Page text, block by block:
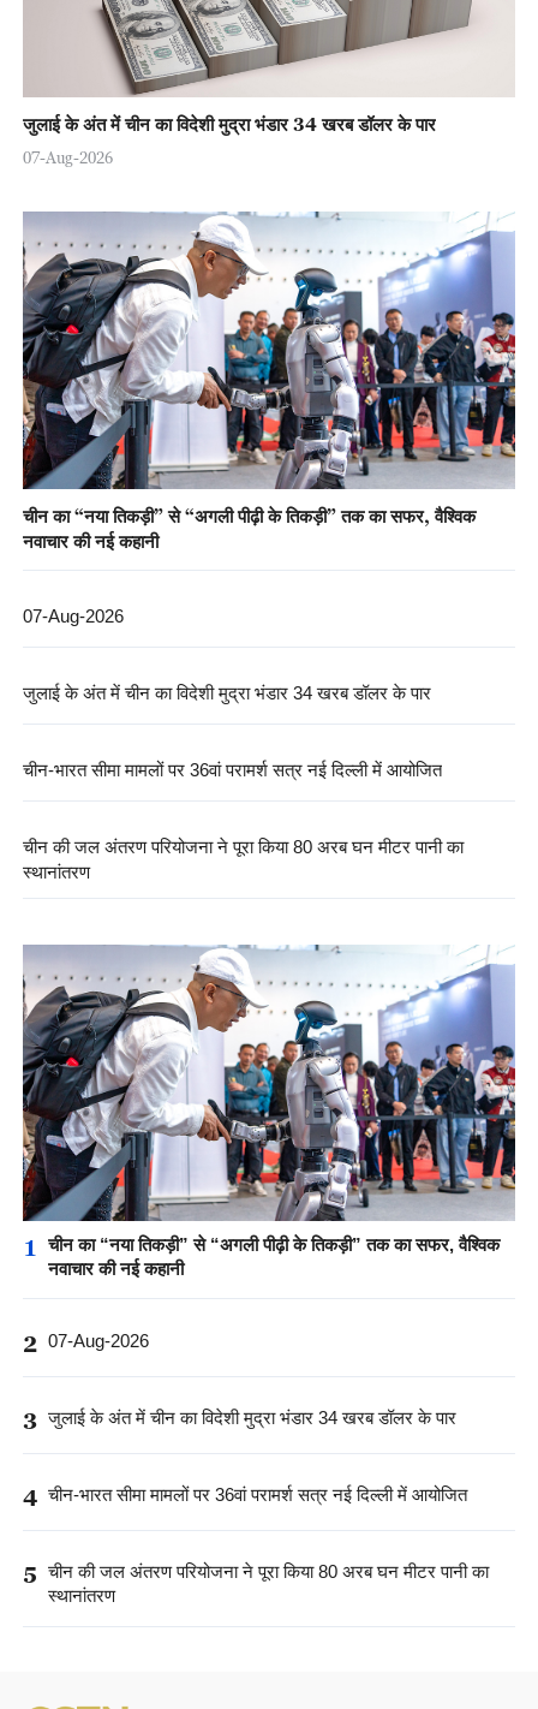
जुलाई के अंत में चीन का विदेशी मुद्रा भंडार 34 खरब डॉलर के पार
07-Aug-2026
चीन का “नया तिकड़ी” से “अगली पीढ़ी के तिकड़ी” तक का सफर, वैश्विक
नवाचार की नई कहानी
07-Aug-2026
जुलाई के अंत में चीन का विदेशी मुद्रा भंडार 34 खरब डॉलर के पार
चीन-भारत सीमा मामलों पर 36वां परामर्श सत्र नई दिल्ली में आयोजित
चीन की जल अंतरण परियोजना ने पूरा किया 80 अरब घन मीटर पानी का
स्थानांतरण
1
चीन का “नया तिकड़ी” से “अगली पीढ़ी के तिकड़ी” तक का सफर, वैश्विक
नवाचार की नई कहानी
2 07-Aug-2026
3 जुलाई के अंत में चीन का विदेशी मुद्रा भंडार 34 खरब डॉलर के पार
4 चीन-भारत सीमा मामलों पर 36वां परामर्श सत्र नई दिल्ली में आयोजित
5 चीन की जल अंतरण परियोजना ने पूरा किया 80 अरब घन मीटर पानी का
स्थानांतरण